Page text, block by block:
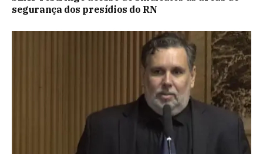
segurança dos presídios do RN